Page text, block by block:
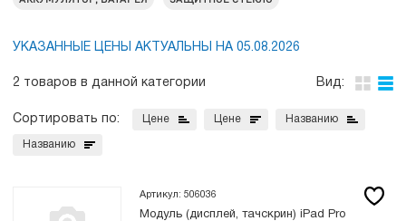
УКАЗАННЫЕ ЦЕНЫ АКТУАЛЬНЫ НА 05.08.2026
2 товаров в данной категории Вид:
Сортировать по: Цене Цене Названию
Названию
Артикул: 506036
Модуль (дисплей, тачскрин) iPad Pro